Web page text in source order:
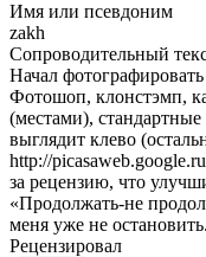
Имя или псевдоним
zakh
Сопроводительный
Начал
Фотошоп, клонстэмп,
(местами),
выглядит клево
http://
за рецензию, что
«Продолжать-не
меня уже не
Рецензировал